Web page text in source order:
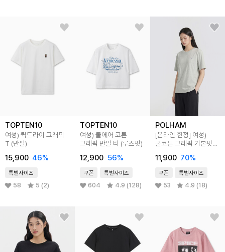
TOPTEN10
여성) 퀵드라이 그래픽
T (반팔)
15,900 46%
특별사이즈
58 5 (2)
TOPTEN10
여성) 쿨에어 코튼
그래픽 반팔 티 (루즈핏)
12,900 56%
쿠폰 특별사이즈
604 4.9 (128)
POLHAM
[온라인 한정] 여성)
쿨코튼 그래픽 기본핏
11,900 70%
쿠폰 특별사이즈
53 4.9 (18)